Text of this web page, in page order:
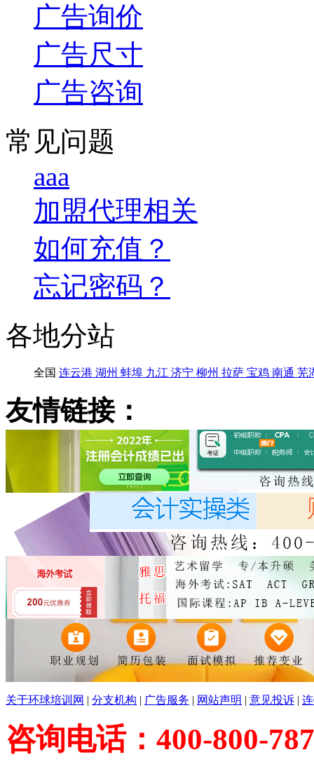
广告询价
广告尺寸
广告咨询
常见问题
aaa
加盟代理相关
如何充值？
忘记密码？
各地分站
全国 连云港 湖州 蚌埠 九江 济宁 柳州 拉萨 宝鸡 南通 芜
友情链接：
关于环球培训网 | 分支机构 | 广告服务 | 网站声明 | 意见投诉 |
咨询电话：400-800-